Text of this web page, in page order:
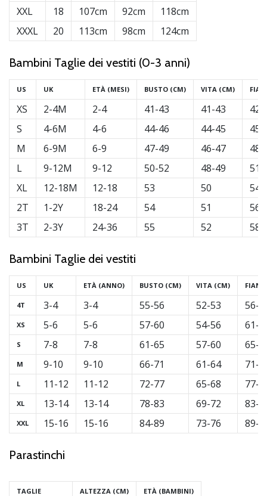
XXL
XXXL
18
20
107cm
113cm
92cm
98cm
118cm
124cm
Bambini Taglie dei vestiti (0-3 anni)
US
XS
S
M
L
XL
2T
3T
UK
2-4M
4-6M
6-9M
9-12M
12-18M
1-2Y
2-3Y
ETÀ (MESI)
2-4
4-6
6-9
9-12
12-18
18-24
24-36
BUSTO (CM)
41-43
44-46
47-49
50-52
53
54
55
VITA (CM)
41-43
44-45
46-47
48-49
50
51
52
42-
45-
48-
51-
54-
56-
58-
Bambini Taglie dei vestiti
US
4T
XS
S
M
L
XL
XXL
UK
3-4
5-6
7-8
9-10
11-12
13-14
15-16
ETÀ (ANNO)
3-4
5-6
7-8
9-10
11-12
13-14
15-16
BUSTO (CM)
55-56
57-60
61-65
66-71
72-77
78-83
84-89
VITA (CM)
52-53
54-56
57-60
61-64
65-68
69-72
73-76
56-
61-
65-
71-
77-
83-
89-
Parastinchi
TAGLIE ALTEZZA (CM) ETÀ (BAMBINI)